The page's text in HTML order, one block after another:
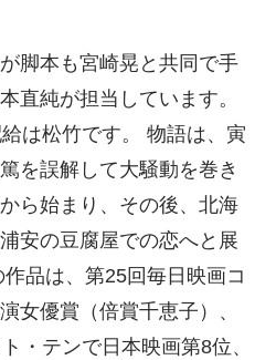
脚本も宮崎晃と共同で手
直純が担当しています。
は松竹です。 物語は、寅
を誤解して大騒動を巻き
ら始まり、その後、北海
安の豆腐屋での恋へと展
品は、第25回毎日映画コ
女優賞（倍賞千恵子）、
・テンで日本映画第8位、